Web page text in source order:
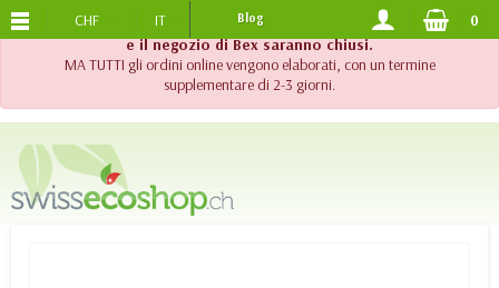
!! Importante !! Fino al 20 agosto 2026, l'assistenza telefonica
e il negozio di Bex saranno chiusi.
MA TUTTI gli ordini online vengono elaborati, con un termine
supplementare di 2-3 giorni.
SPEDIZIONE GRATUITADA 120.-
CHF IT Blog 0